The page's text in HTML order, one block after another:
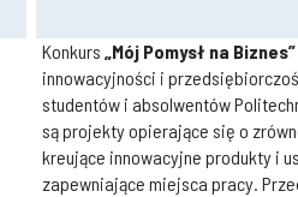
Konkurs „Mój Pomysł na Biznes”
innowacyjności i
studentów i absolwentów
są projekty opierające się o
kreujące innowacyjne produkty i
zapewniające miejsca pracy.